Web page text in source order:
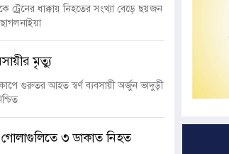
ট্রেনের ধাক্কায় নিহতের সংখ্যা বেড়ে ছয়জন
মৃত্যু
গুরুতর আহত স্বর্ণ ব্যবসায়ী অর্জুন ভাদুড়ী
গোলাগুলিতে ৩ ডাকাত নিহত